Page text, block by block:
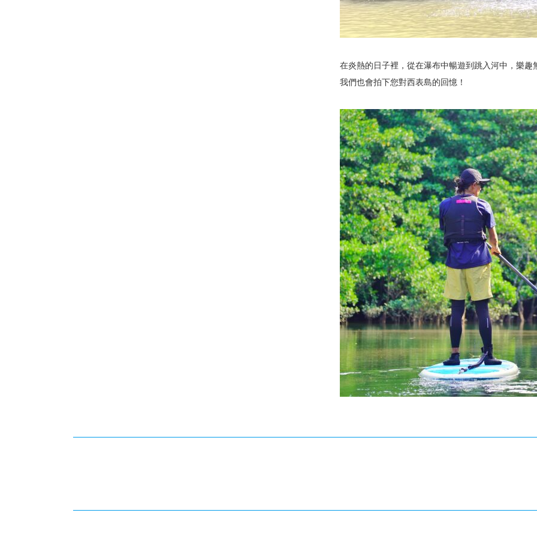
在炎熱的日子裡，從在瀑布中暢遊到跳入河中，樂趣
我們也會拍下您對西表島的回憶！